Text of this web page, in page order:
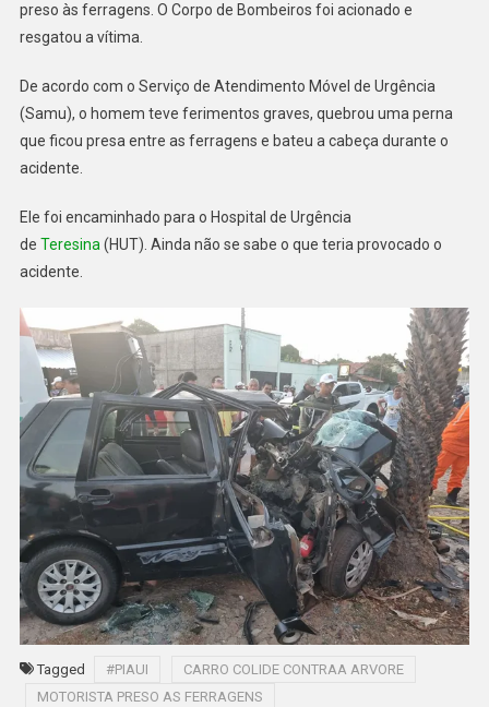
preso às ferragens. O Corpo de Bombeiros foi acionado e
resgatou a vítima.
De acordo com o Serviço de Atendimento Móvel de Urgência
(Samu), o homem teve ferimentos graves, quebrou uma perna
que ficou presa entre as ferragens e bateu a cabeça durante o
acidente.
Ele foi encaminhado para o Hospital de Urgência
de Teresina (HUT). Ainda não se sabe o que teria provocado o
acidente.
Tagged #PIAUI
CARRO COLIDE CONTRAA ARVORE
MOTORISTA PRESO AS FERRAGENS